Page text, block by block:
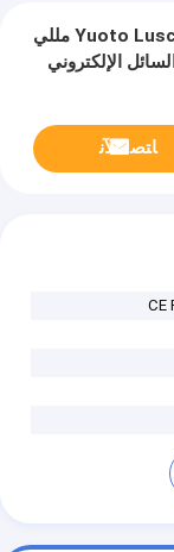
جودة عالية بالجملة من Yuoto Luscious 3000puffs 8 مللي
ﺎﺘﺼﻟ ﺍﻶﻧ
CE